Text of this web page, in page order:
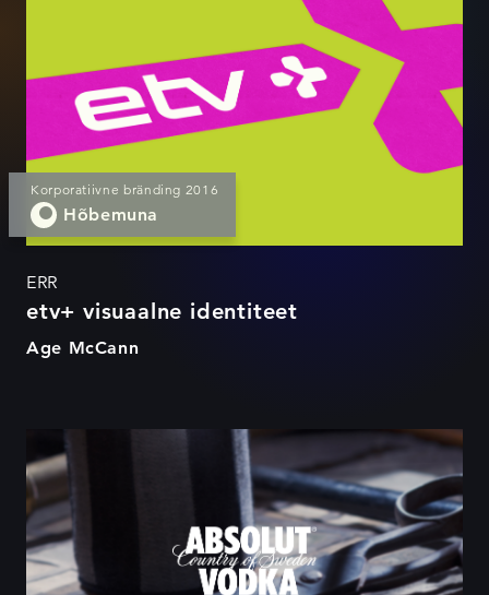
Korporatiivne bränding 2016
Hõbemuna
ERR
etv+ visuaalne identiteet
Age McCann
Absolut Reval Denim Guild
Edition